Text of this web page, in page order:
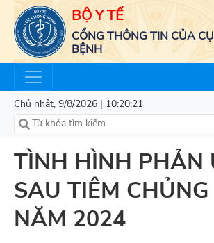
BỘ Y TẾ
CỔNG THÔNG TIN CỦA
BỆNH
Chủ nhật, 9/8/2026 | 10:20:22
TÌNH HÌNH PHẢN
SAU TIÊM
NĂM 2024